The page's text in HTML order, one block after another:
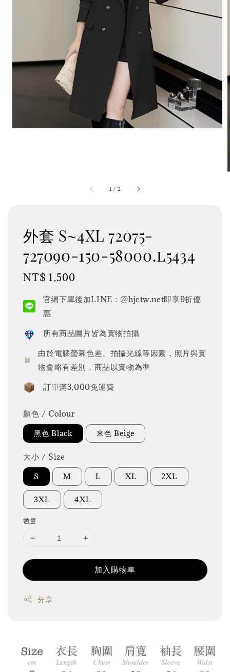
1 / 2
外套 S~4XL 72075-
727090-150-58000.l5434
Regular
NT$ 1,500
官網下單後加LINE：@hjctw.net即享9折優
惠
所有商品圖片皆為實物拍攝
由於電腦螢幕色差、拍攝光線等因素，照片與實
物會略有差別，商品以實物為準
訂單滿3,000免運費
顏色 / Colour
黑色 Black 米色 Beige
大小 / Size
S M L XL 2XL
3XL 4XL
數量
加入購物車
分享